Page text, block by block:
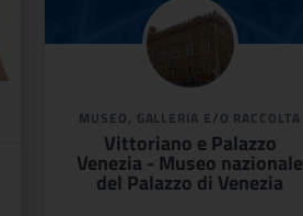
MUSEO, GALLERIA E/O RACCOLTA
Vittoriano e Palazzo
Venezia - Museo nazionale
del Palazzo di Venezia